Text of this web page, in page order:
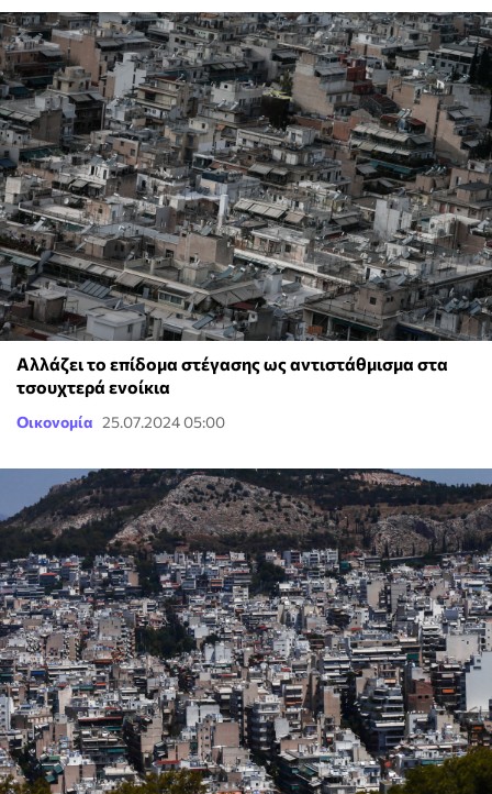
Αλλάζει το επίδομα στέγασης ως αντιστάθμισμα στα
τσουχτερά ενοίκια
Οικονομία 25.07.2024 05:00